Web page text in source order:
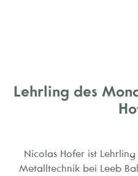
Lehrling des
Nicolas Hofer ist
Metalltechnik bei Leeb